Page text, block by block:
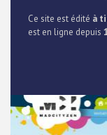
Ce site est édité à
est en ligne depuis